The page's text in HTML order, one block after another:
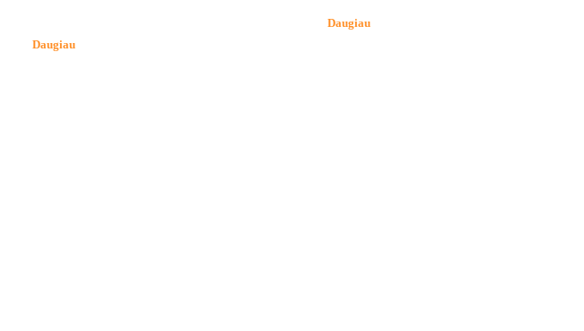
Daugiau
Daugiau